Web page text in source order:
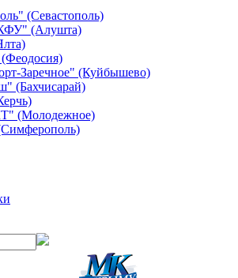
(Севастополь)
(Алушта)
Заречное" (Куйбышево)
(Бахчисарай)
(Молодежное)